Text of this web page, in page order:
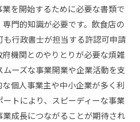
を開始するために必要な書類で
門的知識が必要です。飲食店の
行政書士が担当する許認可申請
機関とのやりとりが必要な煩雑
ーズな事業開業や企業活動を支
個人事業主や中小企業が多く利
トにより、スピーディーな事業
成長につながることが期待され